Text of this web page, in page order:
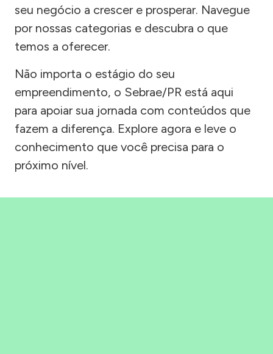
seu negócio a crescer e prosperar. Navegue
por nossas categorias e descubra o que
temos a oferecer.
Não importa o estágio do seu
empreendimento, o Sebrae/PR está aqui
para apoiar sua jornada com conteúdos que
fazem a diferença. Explore agora e leve o
conhecimento que você precisa para o
próximo nível.